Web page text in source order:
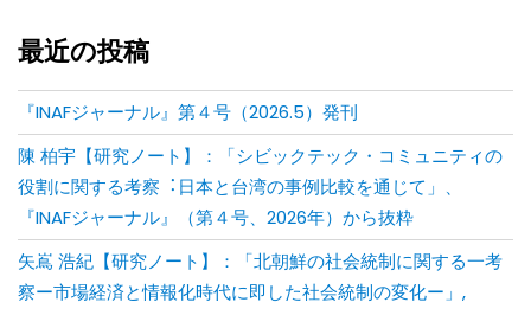
最近の投稿
『INAFジャーナル』第４号（2026.5）発刊
陳 柏宇【研究ノート】：「シビックテック・コミュニティの
役割に関する考察︓⽇本と台湾の事例⽐較を通じて」、
『INAFジャーナル』（第４号、2026年）から抜粋
矢嶌 浩紀【研究ノート】：「北朝鮮の社会統制に関する一考
察ー市場経済と情報化時代に即した社会統制の変化ー」,